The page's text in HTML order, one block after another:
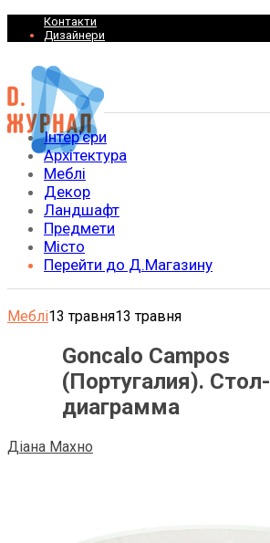
Контакти
Дизайнери
Інтер’єри
Архітектура
Меблі
Декор
Ландшафт
Предмети
Місто
Перейти до Д.Магазину
Меблі13 травня13 травня
Goncalo Campos
(Португалия). Стол-
диаграмма
Діана Махно